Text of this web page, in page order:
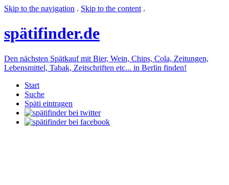
Skip to the navigation . Skip to the content .
spätifinder.de
Den nächsten Spätkauf mit Bier, Wein, Chips, Cola, Zeitungen,
Lebensmittel, Tabak, Zeitschriften etc... in Berlin finden!
Start
Suche
Späti eintragen